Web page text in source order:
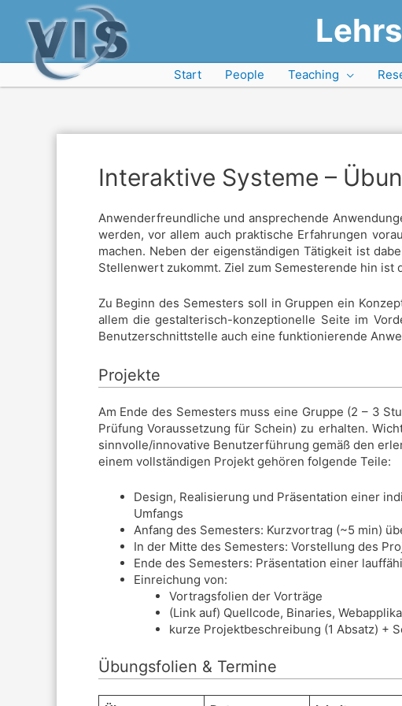
Start People Teaching
Interaktive Systeme –
Anwenderfreundliche und ansprechende
werden, vor allem auch praktische Erfahrungen
machen. Neben der eigenständigen Tätigkeit ist
Stellenwert zukommt. Ziel zum Semesterende hin
Zu Beginn des Semesters soll in Gruppen ein
allem die gestalterisch-konzeptionelle Seite im
Benutzerschnittstelle auch eine funktionierende
Projekte
Am Ende des Semesters muss eine Gruppe (2 – 3
Prüfung Voraussetzung für Schein) zu erhalten.
sinnvolle/innovative Benutzerführung gemäß den
einem vollständigen Projekt gehören folgende Teile:
Design, Realisierung und Präsentation einer
Umfangs
Anfang des Semesters: Kurzvortrag (~5 min)
In der Mitte des Semesters: Vorstellung des
Ende des Semesters: Präsentation einer
Einreichung von:
Vortragsfolien der Vorträge
(Link auf) Quellcode, Binaries,
kurze Projektbeschreibung (1 Absatz) +
Übungsfolien & Termine